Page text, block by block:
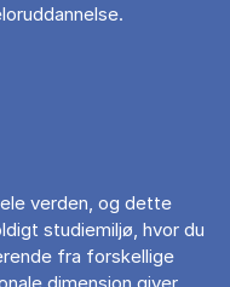
verden, og dette
studiemiljø, hvor du
fra forskellige